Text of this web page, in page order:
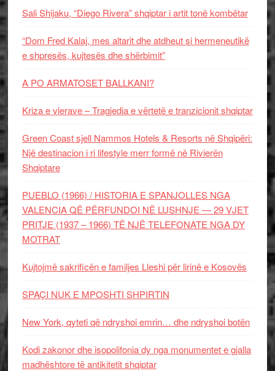
Sali Shijaku, “Diego Rivera” shqiptar i artit tonë kombëtar
“Dom Fred Kalaj, mes altarit dhe atdheut si hermeneutikë
e shpresës, kujtesës dhe shërbimit”
A PO ARMATOSET BALLKANI?
Kriza e vlerave – Tragjedia e vërtetë e tranzicionit shqiptar
Green Coast sjell Nammos Hotels & Resorts në Shqipëri:
Një destinacion i ri lifestyle merr formë në Rivierën
Shqiptare
PUEBLO (1966) / HISTORIA E SPANJOLLES NGA
VALENCIA QË PËRFUNDOI NË LUSHNJE — 29 VJET
PRITJE (1937 – 1966) TË NJË TELEFONATE NGA DY
MOTRAT
Kujtojmë sakrificën e familjes Lleshi për lirinë e Kosovës
SPAÇI NUK E MPOSHTI SHPIRTIN
New York, qyteti që ndryshoi emrin… dhe ndryshoi botën
Kodi zakonor dhe isopolifonia dy nga monumentet e gjalla
madhështore të antikitetit shqiptar